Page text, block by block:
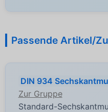
Passende Artikel/
DIN 934
Zur Gruppe
Standard-